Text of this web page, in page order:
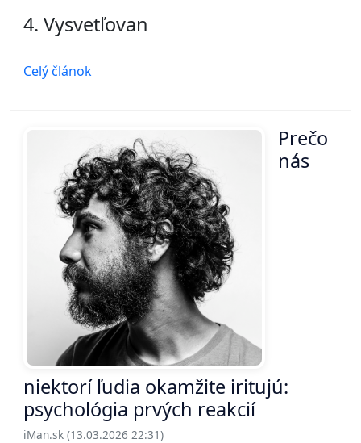
4. Vysvetľovan
Celý článok
Prečo
nás
niektorí ľudia okamžite iritujú:
psychológia prvých reakcií
iMan.sk (13.03.2026 22:31)